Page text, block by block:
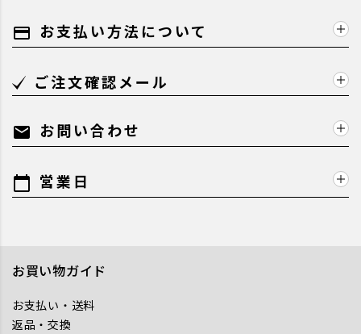
payment お支払い方法について
ご注文確認メール
mail お問い合わせ
calendar_today 営業日
お買い物ガイド
お支払い・送料
返品・交換